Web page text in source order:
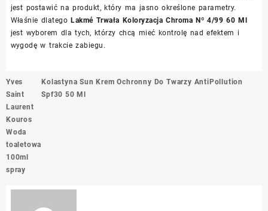
jest postawić na produkt, który ma jasno określone parametry.
Właśnie dlategoLakmé Trwała Koloryzacja Chroma Nº 4/99 60 Ml
jest wyborem dla tych, którzy chcą mieć kontrolę nad efektem i
wygodę w trakcie zabiegu.
Nawigacja
wpisu
Yves
Saint
Laurent
Kouros
Woda
toaletowa
100ml
spray
Kolastyna Sun Krem Ochronny Do Twarzy AntiPollution
Spf30 50 Ml